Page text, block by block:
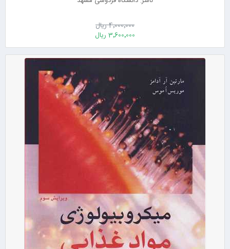
4٬000٬000 ریال
3٬600٬000 ریال